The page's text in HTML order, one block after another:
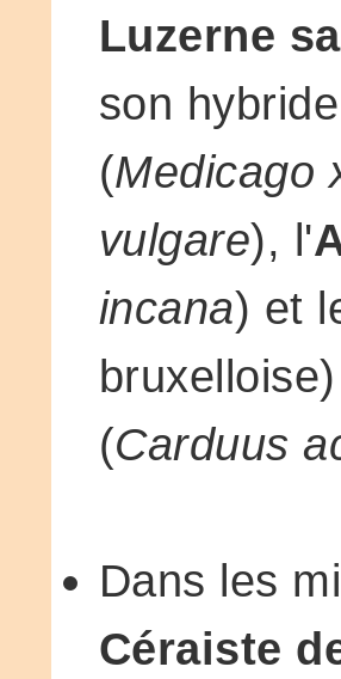
Luzerne
son
(Medicago
vulgare), l'
incana) et
(Carduus
Dans les
Céraiste